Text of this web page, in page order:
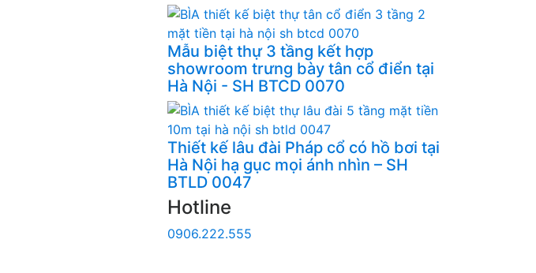
Mẫu biệt thự 3 tầng kết hợp
showroom trưng bày tân cổ điển tại
Hà Nội - SH BTCD 0070
Thiết kế lâu đài Pháp cổ có hồ bơi tại
Hà Nội hạ gục mọi ánh nhìn – SH
BTLD 0047
Hotline
0906.222.555